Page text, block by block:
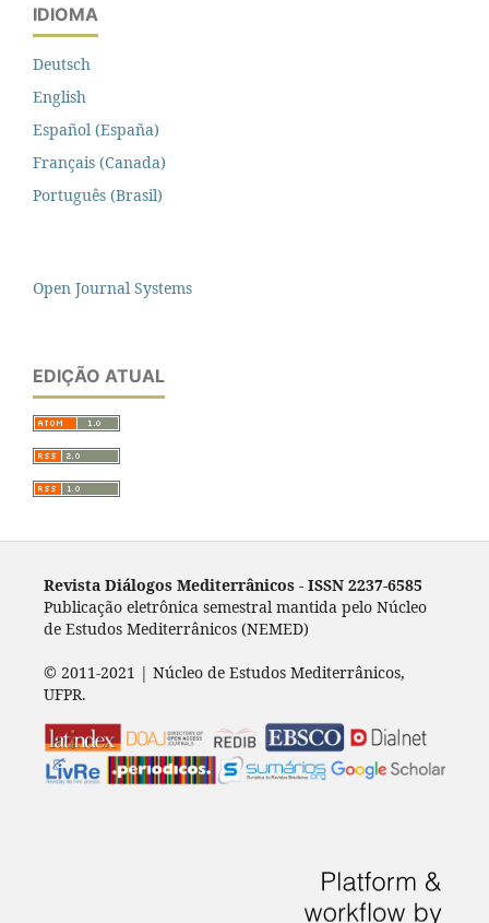
IDIOMA
Deutsch
English
Español (España)
Français (Canada)
Português (Brasil)
Open Journal Systems
EDIÇÃO ATUAL
Revista Diálogos Mediterrânicos - ISSN 2237-6585
Publicação eletrônica semestral mantida pelo Núcleo
de Estudos Mediterrânicos (NEMED)
© 2011-2021 | Núcleo de Estudos Mediterrânicos,
UFPR.